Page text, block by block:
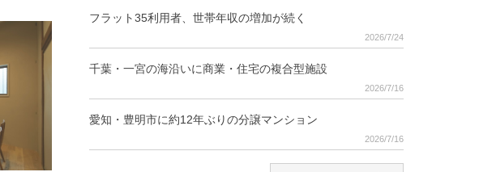
フラット35利用者、世帯年収の増加が続く
2026/7/24
千葉・一宮の海沿いに商業・住宅の複合型施設
2026/7/16
愛知・豊明市に約12年ぶりの分譲マンション
2026/7/16